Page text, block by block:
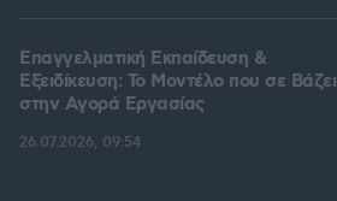
Επαγγελματική Εκπαίδευση &
Εξειδίκευση: Το Mοντέλο που σε Bάζει
στην Aγορά Eργασίας
26.07.2026, 09:54